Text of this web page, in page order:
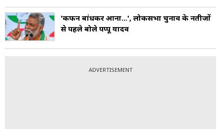
'कफन बांधकर आना...', लोकसभा चुनाव के नतीजों
से पहले बोले पप्पू यादव
ADVERTISEMENT